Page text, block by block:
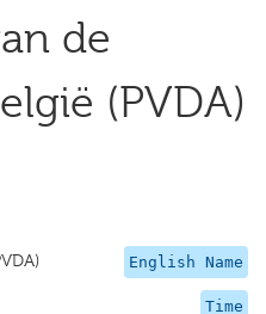
de
(PVDA)
English Name
Time